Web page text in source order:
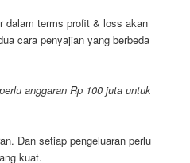
dalam terms profit & loss akan
cara penyajian yang berbeda
anggaran Rp 100 juta untuk
Dan setiap pengeluaran perlu
kuat.